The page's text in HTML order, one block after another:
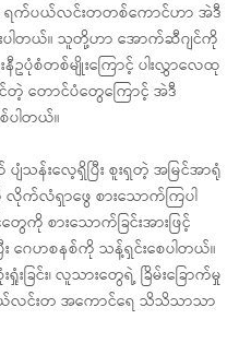
က ရက်ပယ်လင်းတတစ်ကောင်ဟာ အဲဒီ
ပါတယ်။ သူတို့ဟာ အောက်ဆီဂျင်ကို
ပုံစံတစ်မျိုးကြောင့် ပါးလွှာလေထု
တဲ့ တောင်ပံတွေကြောင့် အဲဒီ
ပါတယ်။
န်းလေ့ရှိပြီး စူးရှတဲ့ အမြင်အာရုံ
က်လံရှာဖွေ စားသောက်ကြပါ
စားသောက်ခြင်းအားဖြင့်
ြီး ဂေဟစနစ်ကို သန့်ရှင်းစေပါတယ်။
းခြင်း၊ လူသားတွေရဲ့ ခြိမ်းခြောက်မှု
လင်းတ အကောင်ရေ သိသိသာသာ